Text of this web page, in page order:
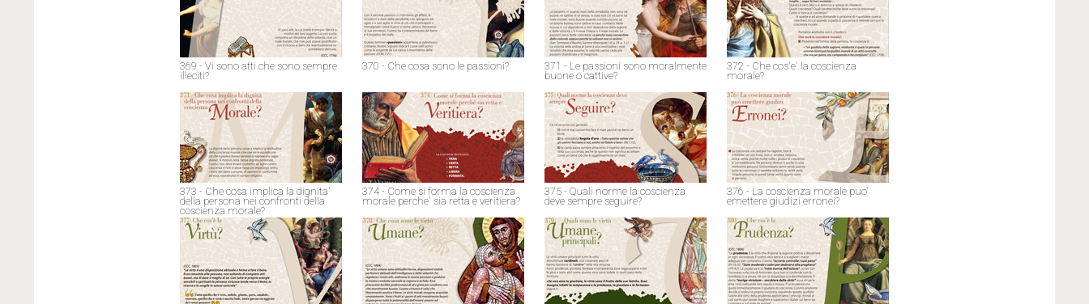
369 - Vi sono atti che sono sempre
illeciti?
370 - Che cosa sono le passioni?
371 - Le passioni sono moralmente
buone o cattive?
372 - Che cos'e' la coscienza
morale?
373 - Che cosa implica la dignita'
della persona nei confronti della
coscienza morale?
374 - Come si forma la coscienza
morale perche' sia retta e veritiera?
375 - Quali norme la coscienza
deve sempre seguire?
376 - La coscienza morale puo'
emettere giudizi erronei?